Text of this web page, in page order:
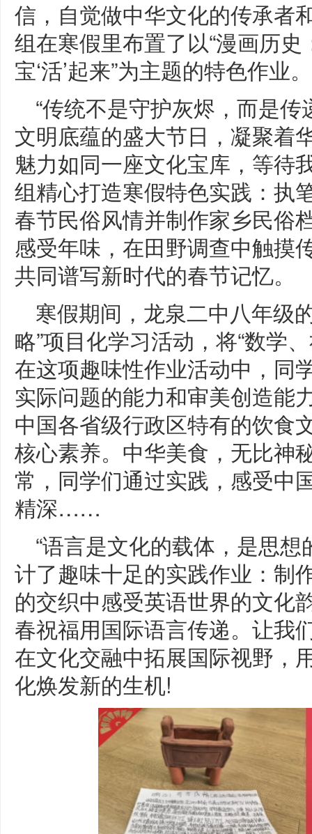
信，自觉做中华文化的传承者
组在寒假里布置了以“漫画历史
宝‘活’起来”为主题的特色作业。
“传统不是守护灰烬，而是
文明底蕴的盛大节日，凝聚着
魅力如同一座文化宝库，等待
组精心打造寒假特色实践：执
春节民俗风情并制作家乡民俗
感受年味，在田野调查中触摸
共同谱写新时代的春节记忆。
寒假期间，龙泉二中八年级
略”项目化学习活动，将“数学
在这项趣味性作业活动中，同
实际问题的能力和审美创造能
中国各省级行政区特有的饮食
核心素养。中华美食，无比神
常，同学们通过实践，感受中
精深……
“语言是文化的载体，是思
计了趣味十足的实践作业：制
的交织中感受英语世界的文化
春祝福用国际语言传递。让我
在文化交融中拓展国际视野，
化焕发新的生机!